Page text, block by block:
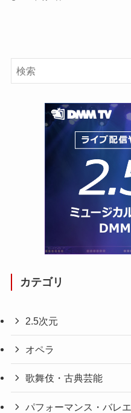
カテゴリ
2.5次元
オペラ
歌舞伎・古典芸能
パフォーマンス・バレエ